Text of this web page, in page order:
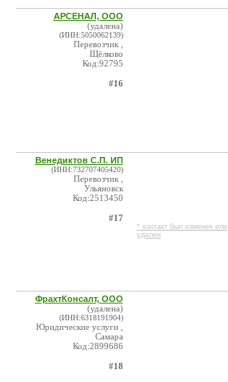
АРСЕНАЛ, ООО
(удалена)
(ИНН:5050062139)
Перевозчик ,
Щёлково
Код:92795
#16
Венедиктов С.П. ИП
(ИНН:732707405420)
Перевозчик ,
Ульяновск
Код:2513450
#17
* контакт был изменен или
удален
ФрахтКонсалт, ООО
(удалена)
(ИНН:6318191904)
Юридические услуги ,
Самара
Код:2899686
#18